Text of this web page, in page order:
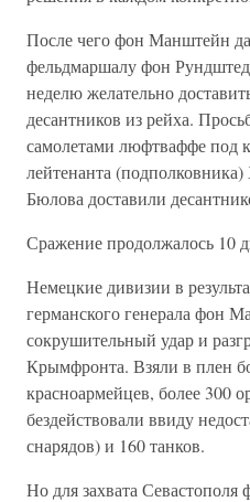
После чего фон Манштейн
фельдмаршалу фон
неделю желательно
десантников из рейха.
самолетами люфтваффе под
лейтенанта
Бюлова доставили
Сражение продолжалось 10
Немецкие дивизии в
германского генерала фон
сокрушительный удар и
Крымфронта. Взяли в плен
красноармейцев, более 300
бездействовали ввиду
снарядов) и 160 танков.
Но для захвата